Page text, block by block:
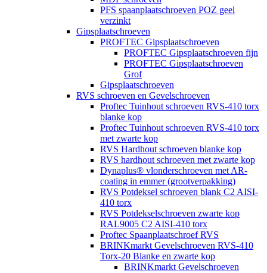
PFS spaanplaatschroeven POZ geel
verzinkt
Gipsplaatschroeven
PROFTEC Gipsplaatschroeven
PROFTEC Gipsplaatschroeven fijn
PROFTEC Gipsplaatschroeven
Grof
Gipsplaatschroeven
RVS schroeven en Gevelschroeven
Proftec Tuinhout schroeven RVS-410 torx
blanke kop
Proftec Tuinhout schroeven RVS-410 torx
met zwarte kop
RVS Hardhout schroeven blanke kop
RVS hardhout schroeven met zwarte kop
Dynaplus® vlonderschroeven met AR-
coating in emmer (grootverpakking)
RVS Potdeksel schroeven blank C2 AISI-
410 torx
RVS Potdekselschroeven zwarte kop
RAL9005 C2 AISI-410 torx
Proftec Spaanplaatschroef RVS
BRINKmarkt Gevelschroeven RVS-410
Torx-20 Blanke en zwarte kop
BRINKmarkt Gevelschroeven